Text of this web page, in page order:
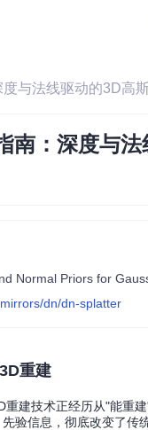
与法线驱动的3D高
南：深度与
Normal Priors for
dn/dn-splatter
重建
建技术正经历从"能重
验信息，彻底改变了传